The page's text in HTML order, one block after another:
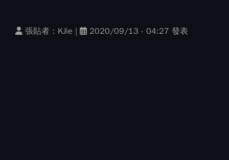
張貼者： KJie 2020/09/13 - 04:27 發表